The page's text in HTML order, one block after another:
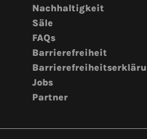
Nachhaltigkeit
Säle
FAQs
Barrierefreiheit
Jobs
Partner